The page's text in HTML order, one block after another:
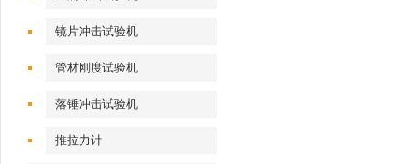
镜片冲击试验机
管材刚度试验机
落锤冲击试验机
推拉力计